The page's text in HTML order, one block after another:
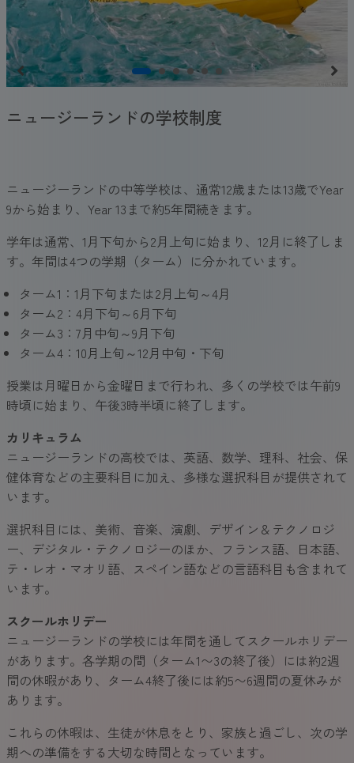
ニュージーランドの学校制度
ニュージーランドの中等学校は、通常12歳または13歳でYear
9から始まり、Year 13まで約5年間続きます。
学年は通常、1月下旬から2月上旬に始まり、12月に終了しま
す。年間は4つの学期（ターム）に分かれています。
ターム1：1月下旬または2月上旬～4月
ターム2：4月下旬～6月下旬
ターム3：7月中旬～9月下旬
ターム4：10月上旬～12月中旬・下旬
授業は月曜日から金曜日まで行われ、多くの学校では午前9
時頃に始まり、午後3時半頃に終了します。
カリキュラム
ニュージーランドの高校では、英語、数学、理科、社会、保
健体育などの主要科目に加え、多様な選択科目が提供されて
います。
選択科目には、美術、音楽、演劇、デザイン＆テクノロジ
ー、デジタル・テクノロジーのほか、フランス語、日本語、
テ・レオ・マオリ語、スペイン語などの言語科目も含まれて
います。
スクールホリデー
ニュージーランドの学校には年間を通してスクールホリデー
があります。各学期の間（ターム1〜3の終了後）には約2週
間の休暇があり、ターム4終了後には約5〜6週間の夏休みが
あります。
これらの休暇は、生徒が休息をとり、家族と過ごし、次の学
期への準備をする大切な時間となっています。